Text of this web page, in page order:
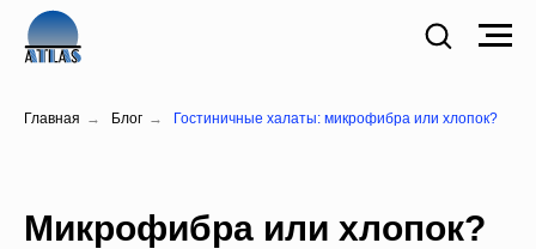
Главная → Блог → Гостиничные халаты: микрофибра или хлопок?
Микрофибра или хлопок?